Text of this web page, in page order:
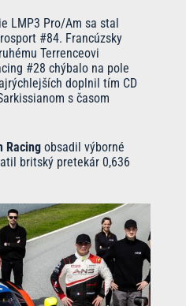
LMP3 Pro/Am sa stal
#84. Francúzsky
Terrenceovi
#28 chýbalo na pole
doplnil tím CD
s časom
Racing obsadil výborné
britský pretekár 0,636